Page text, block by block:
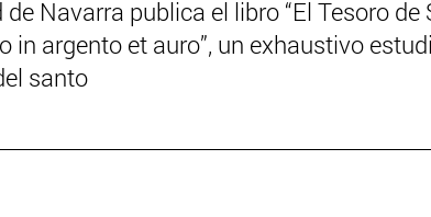
Navarra publica el libro “El Tesoro de
in argento et auro”, un exhaustivo
santo